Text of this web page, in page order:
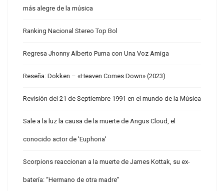
más alegre de la música
Ranking Nacional Stereo Top Bol
Regresa Jhonny Alberto Puma con Una Voz Amiga
Reseña: Dokken – «Heaven Comes Down» (2023)
Revisión del 21 de Septiembre 1991 en el mundo de la Música
Sale a la luz la causa de la muerte de Angus Cloud, el
conocido actor de 'Euphoria'
Scorpions reaccionan a la muerte de James Kottak, su ex-
batería: “Hermano de otra madre”